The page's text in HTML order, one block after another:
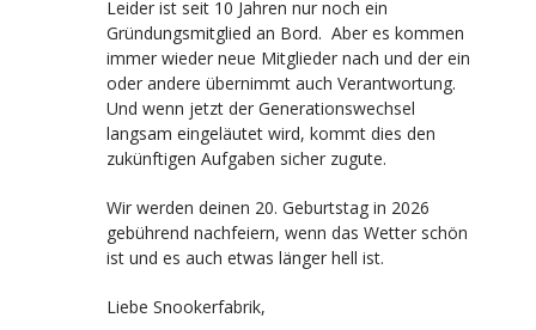
Leider ist seit 10 Jahren nur noch ein
Gründungsmitglied an Bord. Aber es kommen
immer wieder neue Mitglieder nach und der ein
oder andere übernimmt auch Verantwortung.
Und wenn jetzt der Generationswechsel
langsam eingeläutet wird, kommt dies den
zukünftigen Aufgaben sicher zugute.
Wir werden deinen 20. Geburtstag in 2026
gebührend nachfeiern, wenn das Wetter schön
ist und es auch etwas länger hell ist.
Liebe Snookerfabrik,